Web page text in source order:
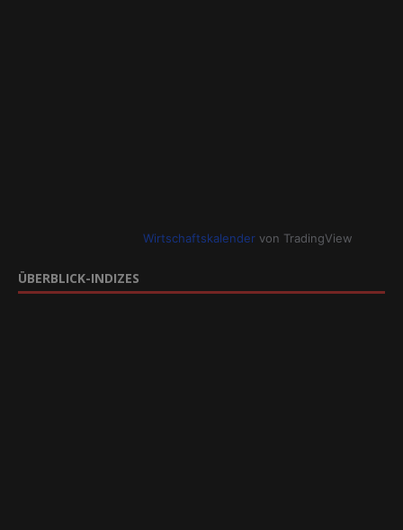
Wirtschaftskalendervon TradingView
ÜBERBLICK-INDIZES